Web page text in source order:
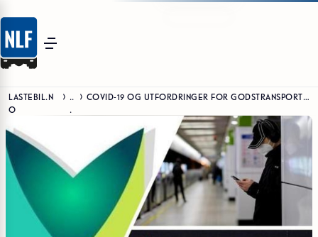
LASTEBIL.N
O
..
.
COVID-19 OG UTFORDRINGER FOR GODSTRANSPORTEN